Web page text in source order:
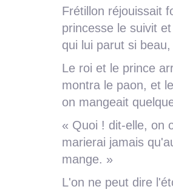
Frétillon réjouissait
princesse le suivit
qui lui parut si
Le roi et le prince
montra le paon, et
on mangeait
« Quoi ! dit-elle, on
marierai jamais
mange. »
L'on ne peut dire